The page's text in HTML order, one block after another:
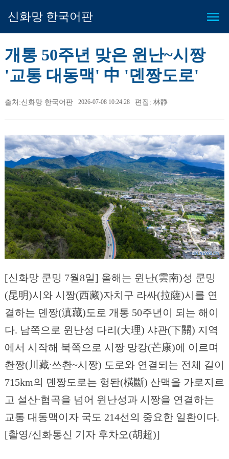
신화망 한국어판
개통 50주년 맞은 윈난~시짱
'교통 대동맥' 中 '뎬짱도로'
출처:신화망 한국어판 2026-07-08 10:24:28 편집: 林静
[신화망 쿤밍 7월8일] 올해는 윈난(雲南)성 쿤밍
(昆明)시와 시짱(西藏)자치구 라싸(拉薩)시를 연
결하는 뎬짱(滇藏)도로 개통 50주년이 되는 해이
다. 남쪽으로 윈난성 다리(大理) 샤관(下關) 지역
에서 시작해 북쪽으로 시짱 망캉(芒康)에 이르며
촨짱(川藏∙쓰촨~시짱) 도로와 연결되는 전체 길이
715km의 뎬짱도로는 헝돤(橫斷) 산맥을 가로지르
고 설산∙협곡을 넘어 윈난성과 시짱을 연결하는
교통 대동맥이자 국도 214선의 중요한 일환이다.
[촬영/신화통신 기자 후차오(胡超)]